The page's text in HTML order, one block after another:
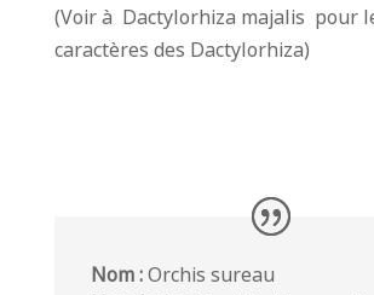
(Voir à Dactylorhiza majalis pour
caractères des Dactylorhiza)
Nom :Orchis sureau